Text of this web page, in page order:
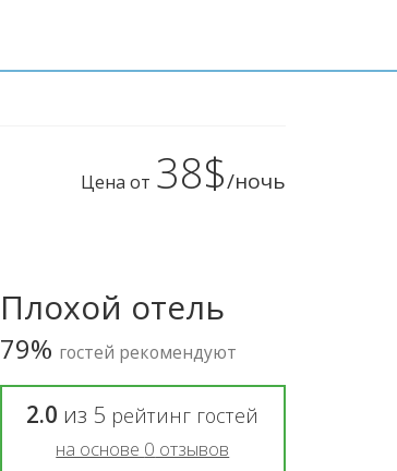
Цена от 38$/ночь
Плохой отель
79% гостей рекомендуют
2.0 из 5 рейтинг гостей
на основе 0 отзывов